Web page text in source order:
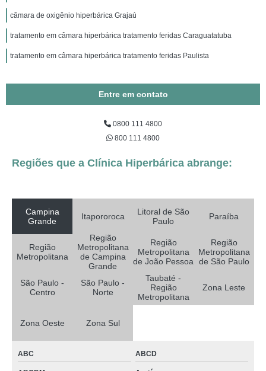
câmara de oxigênio hiperbárica Grajaú
tratamento em câmara hiperbárica tratamento feridas Caraguatatuba
tratamento em câmara hiperbárica tratamento feridas Paulista
Entre em contato
0800 111 4800
800 111 4800
Regiões que a Clínica Hiperbárica abrange:
Campina
Grande
Itapororoca
Litoral de São
Paulo
Paraíba
Região
Metropolitana
Região
Metropolitana
de Campina
Grande
Região
Metropolitana
de João Pessoa
Região
Metropolitana
de São Paulo
São Paulo -
Centro
São Paulo -
Norte
Taubaté -
Região
Metropolitana
Zona Leste
Zona Oeste Zona Sul
ABC ABCD